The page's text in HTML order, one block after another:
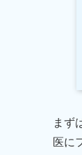
まず
医に